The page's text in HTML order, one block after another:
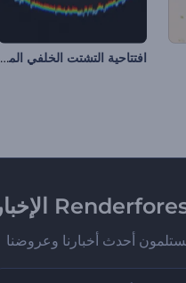
افتتاحية التشتت الخلفي المجردة
أحدث أخبارنا وعروضنا